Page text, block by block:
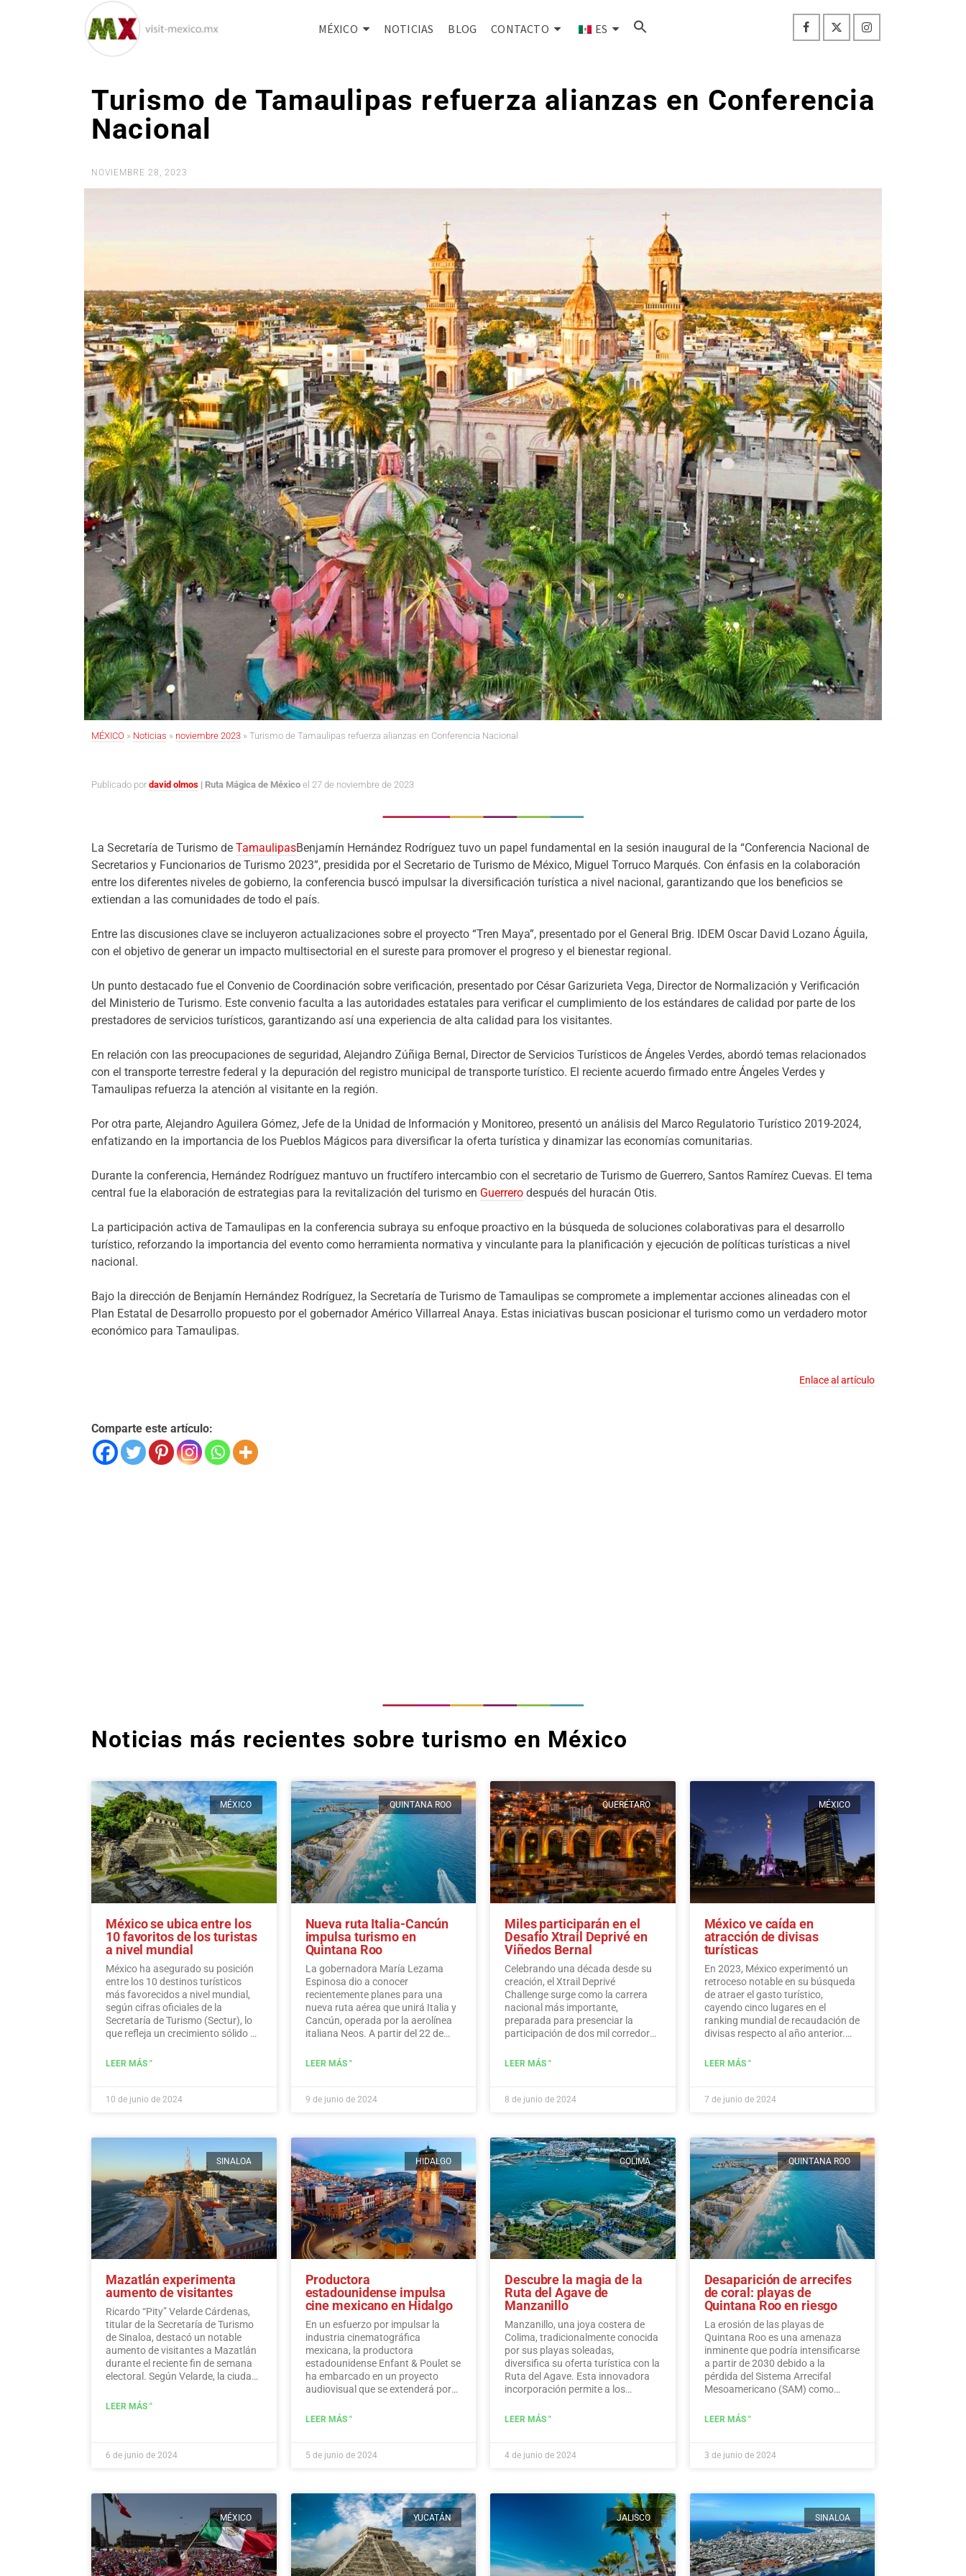
MÉXICO NOTICIAS BLOG CONTACTO ES
Turismo de Tamaulipas refuerza alianzas en Conferencia
Nacional
NOVIEMBRE 28, 2023
MÉXICO » Noticias » noviembre 2023 » Turismo de Tamaulipas refuerza alianzas en Conferencia Nacional
Publicado por david olmos | Ruta Mágica de México el 27 de noviembre de 2023
La Secretaría de Turismo de TamaulipasBenjamín Hernández Rodríguez tuvo un papel fundamental en la sesión inaugural de la “Conferencia Nacional de
Secretarios y Funcionarios de Turismo 2023”, presidida por el Secretario de Turismo de México, Miguel Torruco Marqués. Con énfasis en la colaboración
entre los diferentes niveles de gobierno, la conferencia buscó impulsar la diversificación turística a nivel nacional, garantizando que los beneficios se
extiendan a las comunidades de todo el país.
Entre las discusiones clave se incluyeron actualizaciones sobre el proyecto “Tren Maya”, presentado por el General Brig. IDEM Oscar David Lozano Águila,
con el objetivo de generar un impacto multisectorial en el sureste para promover el progreso y el bienestar regional.
Un punto destacado fue el Convenio de Coordinación sobre verificación, presentado por César Garizurieta Vega, Director de Normalización y Verificación
del Ministerio de Turismo. Este convenio faculta a las autoridades estatales para verificar el cumplimiento de los estándares de calidad por parte de los
prestadores de servicios turísticos, garantizando así una experiencia de alta calidad para los visitantes.
En relación con las preocupaciones de seguridad, Alejandro Zúñiga Bernal, Director de Servicios Turísticos de Ángeles Verdes, abordó temas relacionados
con el transporte terrestre federal y la depuración del registro municipal de transporte turístico. El reciente acuerdo firmado entre Ángeles Verdes y
Tamaulipas refuerza la atención al visitante en la región.
Por otra parte, Alejandro Aguilera Gómez, Jefe de la Unidad de Información y Monitoreo, presentó un análisis del Marco Regulatorio Turístico 2019-2024,
enfatizando en la importancia de los Pueblos Mágicos para diversificar la oferta turística y dinamizar las economías comunitarias.
Durante la conferencia, Hernández Rodríguez mantuvo un fructífero intercambio con el secretario de Turismo de Guerrero, Santos Ramírez Cuevas. El tema
central fue la elaboración de estrategias para la revitalización del turismo en Guerrero después del huracán Otis.
La participación activa de Tamaulipas en la conferencia subraya su enfoque proactivo en la búsqueda de soluciones colaborativas para el desarrollo
turístico, reforzando la importancia del evento como herramienta normativa y vinculante para la planificación y ejecución de políticas turísticas a nivel
nacional.
Bajo la dirección de Benjamín Hernández Rodríguez, la Secretaría de Turismo de Tamaulipas se compromete a implementar acciones alineadas con el
Plan Estatal de Desarrollo propuesto por el gobernador Américo Villarreal Anaya. Estas iniciativas buscan posicionar el turismo como un verdadero motor
económico para Tamaulipas.
Enlace al artículo
Comparte este artículo:
Noticias más recientes sobre turismo en México
MÉXICO
México se ubica entre los
10 favoritos de los turistas
a nivel mundial
México ha asegurado su posición
entre los 10 destinos turísticos
más favorecidos a nivel mundial,
según cifras oficiales de la
Secretaría de Turismo (Sectur), lo
que refleja un crecimiento sólido en
la inversión extranjera directa, el
internacionales.…
LEER MÁS "
10 de junio de 2024
QUINTANA ROO
Nueva ruta Italia-Cancún
impulsa turismo en
Quintana Roo
La gobernadora María Lezama
Espinosa dio a conocer
recientemente planes para una
nueva ruta aérea que unirá Italia y
Cancún, operada por la aerolínea
italiana Neos. A partir del 22 de
directos desde Italia a Cancún
LEER MÁS "
9 de junio de 2024
QUERÉTARO
Miles participarán en el
Desafío Xtrail Deprivé en
Viñedos Bernal
Celebrando una década desde su
creación, el Xtrail Deprivé
Challenge surge como la carrera
nacional más importante,
preparada para presenciar la
participación de dos mil corredores
de Bernal.…
LEER MÁS "
8 de junio de 2024
MÉXICO
México ve caída en
atracción de divisas
turísticas
En 2023, México experimentó un
retroceso notable en su búsqueda
de atraer el gasto turístico,
cayendo cinco lugares en el
ranking mundial de recaudación de
divisas respecto al año anterior.
de Turismo, México ocupa el
millones de dólares en ingresos
LEER MÁS "
7 de junio de 2024
SINALOA
Mazatlán experimenta
aumento de visitantes
Ricardo “Pity” Velarde Cárdenas,
titular de la Secretaría de Turismo
de Sinaloa, destacó un notable
aumento de visitantes a Mazatlán
durante el reciente fin de semana
electoral. Según Velarde, la ciudad
significativo en los niveles de
que demostraron un sentido de
democrático.Leer más
LEER MÁS "
6 de junio de 2024
HIDALGO
Productora
estadounidense impulsa
cine mexicano en Hidalgo
En un esfuerzo por impulsar la
industria cinematográfica
mexicana, la productora
estadounidense Enfant & Poulet se
ha embarcado en un proyecto
audiovisual que se extenderá por
Hidalgo.…Leer más
LEER MÁS "
5 de junio de 2024
COLIMA
Descubre la magia de la
Ruta del Agave de
Manzanillo
Manzanillo, una joya costera de
Colima, tradicionalmente conocida
por sus playas soleadas,
diversifica su oferta turística con la
Ruta del Agave. Esta innovadora
incorporación permite a los
historia, las tradiciones y los
LEER MÁS "
4 de junio de 2024
QUINTANA ROO
Desaparición de arrecifes
de coral: playas de
Quintana Roo en riesgo
La erosión de las playas de
Quintana Roo es una amenaza
inminente que podría intensificarse
a partir de 2030 debido a la
pérdida del Sistema Arrecifal
Mesoamericano (SAM) como
advierten expertos.…
LEER MÁS "
3 de junio de 2024
MÉXICO YUCATÁN JALISCO SINALOA